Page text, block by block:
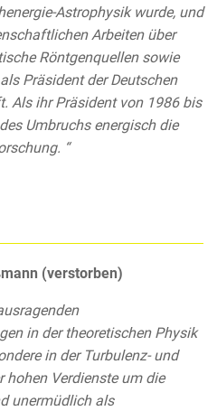
Astrophysik wurde, und
Arbeiten über
Röntgenquellen sowie
Präsident der Deutschen
Als ihr Präsident von 1986 bis
Umbruchs energisch die
“
(verstorben)
in der theoretischen Physik
in der Turbulenz- und
hohen Verdienste um die
unermüdlich als